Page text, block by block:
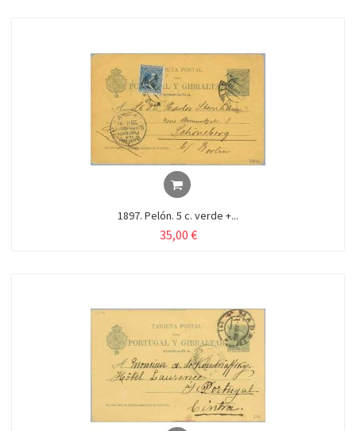
1897. Pelón. 5 c. verde +...
35,00 €